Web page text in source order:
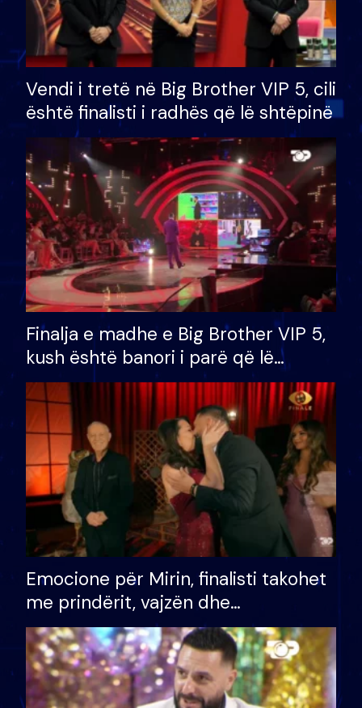
Vendi i tretë në Big Brother VIP 5, cili
është finalisti i radhës që lë shtëpinë
Finalja e madhe e Big Brother VIP 5,
kush është banori i parë që lë
shtëpinë dhe humb mundësinë për
të fituar çmimin e madh
Emocione për Mirin, finalisti takohet
me prindërit, vajzën dhe
bashkëshorten: S’kemi ndonjë letër
divorci apo jo?